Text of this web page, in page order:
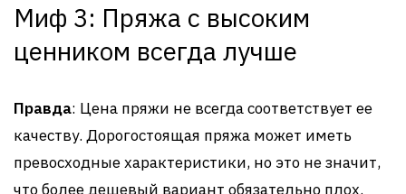
Миф 3: Пряжа с высоким
ценником всегда лучше
Правда: Цена пряжи не всегда соответствует ее
качеству. Дорогостоящая пряжа может иметь
превосходные характеристики, но это не значит,
что более дешевый вариант обязательно плох.